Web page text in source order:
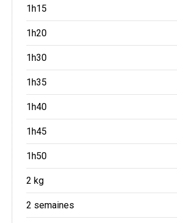
1h15
1h20
1h30
1h35
1h40
1h45
1h50
2 kg
2 semaines